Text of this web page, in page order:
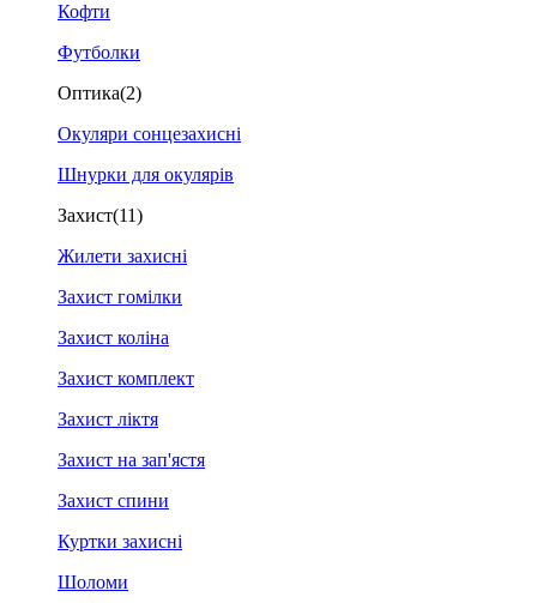
Кофти
Футболки
Оптика(2)
Окуляри сонцезахисні
Шнурки для окулярів
Захист(11)
Жилети захисні
Захист гомілки
Захист коліна
Захист комплект
Захист ліктя
Захист на зап'ястя
Захист спини
Куртки захисні
Шоломи